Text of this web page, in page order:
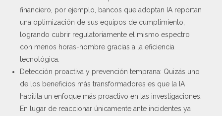
financiero, por ejemplo, bancos que adoptan IA reportan
una optimización de sus equipos de cumplimiento,
logrando cubrir regulatoriamente el mismo espectro
con menos horas-hombre gracias a la eficiencia
tecnológica.
Detección proactiva y prevención temprana: Quizás uno
de los beneficios más transformadores es que la IA
habilita un enfoque más proactivo en las investigaciones.
En lugar de reaccionar únicamente ante incidentes ya